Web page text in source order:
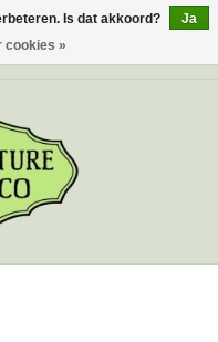
Is dat akkoord?
Ja
cookies »